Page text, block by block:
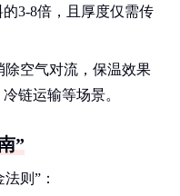
的3-8倍，且厚度仅需传
除空气对流，保温效果
链运输等场景。
”
则”：